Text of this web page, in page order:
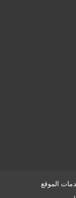
الموقع